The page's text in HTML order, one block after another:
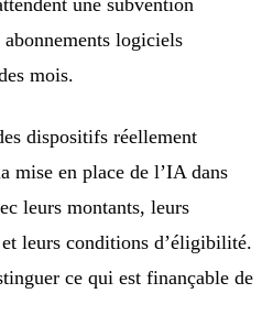
une subvention
logiciels
mois.
dispositifs réellement
mise en place de l’IA dans
leurs montants, leurs
leurs conditions d’éligibilité.
ce qui est finançable de